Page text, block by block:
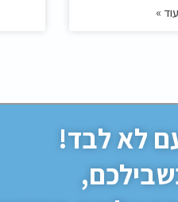
»
לא לבד!